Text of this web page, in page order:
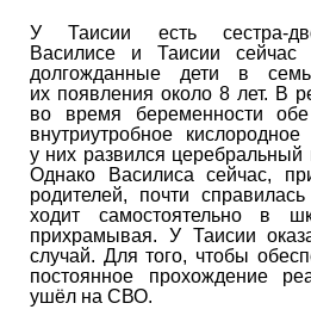
У Таисии есть сестра-
Василисе и Таисии
долгожданные дети в
их появления около 8 лет. В
во время беременности
внутриутробное
у них развился церебральный
Однако Василиса сейчас,
родителей, почти
ходит самостоятельно в
прихрамывая. У Таисии
случай. Для того, чтобы
постоянное прохождение
ушёл на СВО.